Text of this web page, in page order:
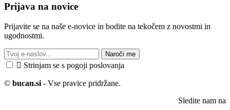
Prijava na novice
Prijavite se na naše e-novice in bodite na tekočem z novostmi in
ugodnostmi.
Naroči me
 Strinjam se s pogoji poslovanja
© bucan.si - Vse pravice pridržane.
Sledite nam na